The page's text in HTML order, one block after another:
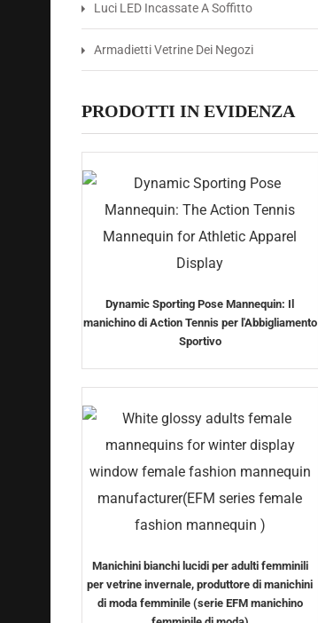
Luci LED Incassate A Soffitto
Armadietti Vetrine Dei Negozi
PRODOTTI IN EVIDENZA
Dynamic Sporting Pose Mannequin: Il
manichino di Action Tennis per l'Abbigliamento
Sportivo
Manichini bianchi lucidi per adulti femminili
per vetrine invernale, produttore di manichini
di moda femminile (serie EFM manichino